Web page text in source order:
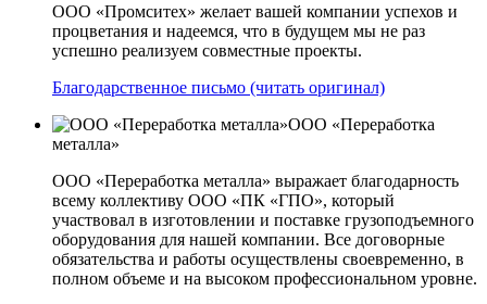
ООО «Промситех» желает вашей компании успехов и
процветания и надеемся, что в будущем мы не раз
успешно реализуем совместные проекты.
Благодарственное письмо (читать оригинал)
ООО «Переработка
металла»
ООО «Переработка металла» выражает благодарность
всему коллективу ООО «ПК «ГПО», который
участвовал в изготовлении и поставке грузоподъемного
оборудования для нашей компании. Все договорные
обязательства и работы осуществлены своевременно, в
полном объеме и на высоком профессиональном уровне.